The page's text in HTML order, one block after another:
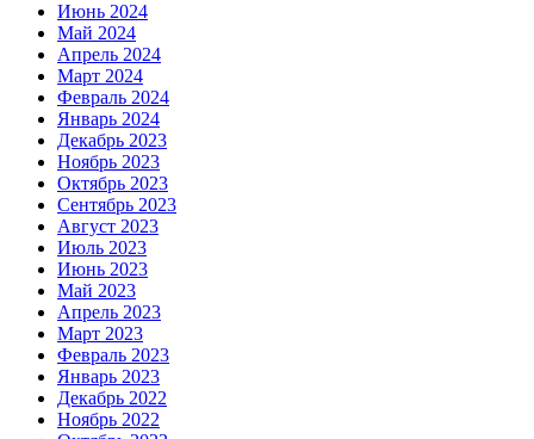
Июнь 2024
Май 2024
Апрель 2024
Март 2024
Февраль 2024
Январь 2024
Декабрь 2023
Ноябрь 2023
Октябрь 2023
Сентябрь 2023
Август 2023
Июль 2023
Июнь 2023
Май 2023
Апрель 2023
Март 2023
Февраль 2023
Январь 2023
Декабрь 2022
Ноябрь 2022